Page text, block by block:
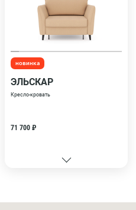
новинка
ЭЛЬСКАР
Кресло-кровать
71 700 ₽